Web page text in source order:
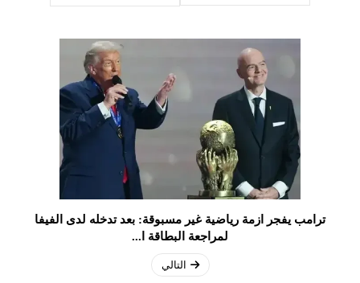
ترامب يفجر ازمة رياضية غير مسبوقة: بعد تدخله لدى الفيفا
لمراجعة البطاقة ا...
التالي